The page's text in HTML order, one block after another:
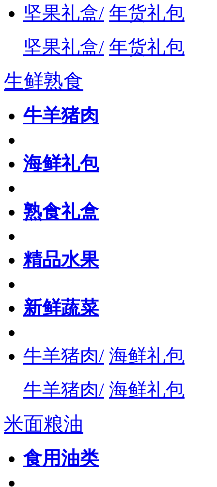
坚果礼盒/ 年货礼包
坚果礼盒/ 年货礼包
生鲜熟食
牛羊猪肉
海鲜礼包
熟食礼盒
精品水果
新鲜蔬菜
牛羊猪肉/ 海鲜礼包
牛羊猪肉/ 海鲜礼包
米面粮油
食用油类